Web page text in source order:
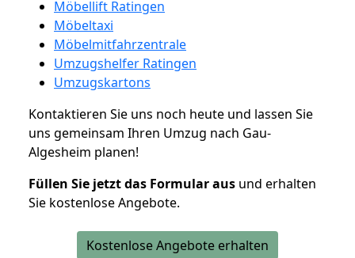
Möbellift Ratingen
Möbeltaxi
Möbelmitfahrzentrale
Umzugshelfer Ratingen
Umzugskartons
Kontaktieren Sie uns noch heute und lassen Sie
uns gemeinsam Ihren Umzug nach Gau-
Algesheim planen!
Füllen Sie jetzt das Formular aus und erhalten
Sie kostenlose Angebote.
Kostenlose Angebote erhalten